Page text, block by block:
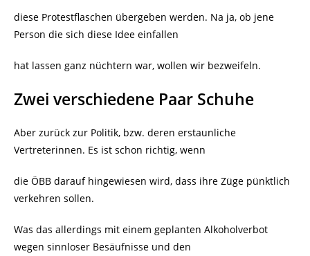
diese Protestflaschen übergeben werden. Na ja, ob jene
Person die sich diese Idee einfallen
hat lassen ganz nüchtern war, wollen wir bezweifeln.
Zwei verschiedene Paar Schuhe
Aber zurück zur Politik, bzw. deren erstaunliche
Vertreterinnen. Es ist schon richtig, wenn
die ÖBB darauf hingewiesen wird, dass ihre Züge pünktlich
verkehren sollen.
Was das allerdings mit einem geplanten Alkoholverbot
wegen sinnloser Besäufnisse und den